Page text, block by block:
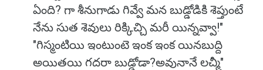
ఏంది? గా శీనుగాడు గివ్వే మన బుడ్డోడికి శెప్తుంటే
నేను సుత శెవులు రిక్కిచ్చి మరీ యిన్నవ్వా!"
"గిస్మంటియి ఇంటుంటె ఇంక ఇంక యినబుద్ది
అయితయి గదరా బుడ్డోడా?అవునానే లచ్మీ"